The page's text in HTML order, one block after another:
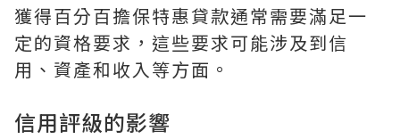
獲得百分百擔保特惠貸款通常需要滿足一
定的資格要求，這些要求可能涉及到信
用、資產和收入等方面。
信用評級的影響